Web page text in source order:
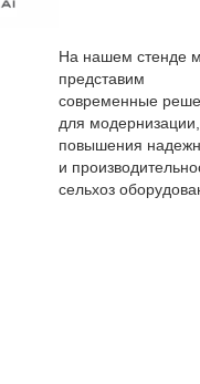
На нашем стенде
представим
современные
для модернизации,
повышения
и
сельхоз